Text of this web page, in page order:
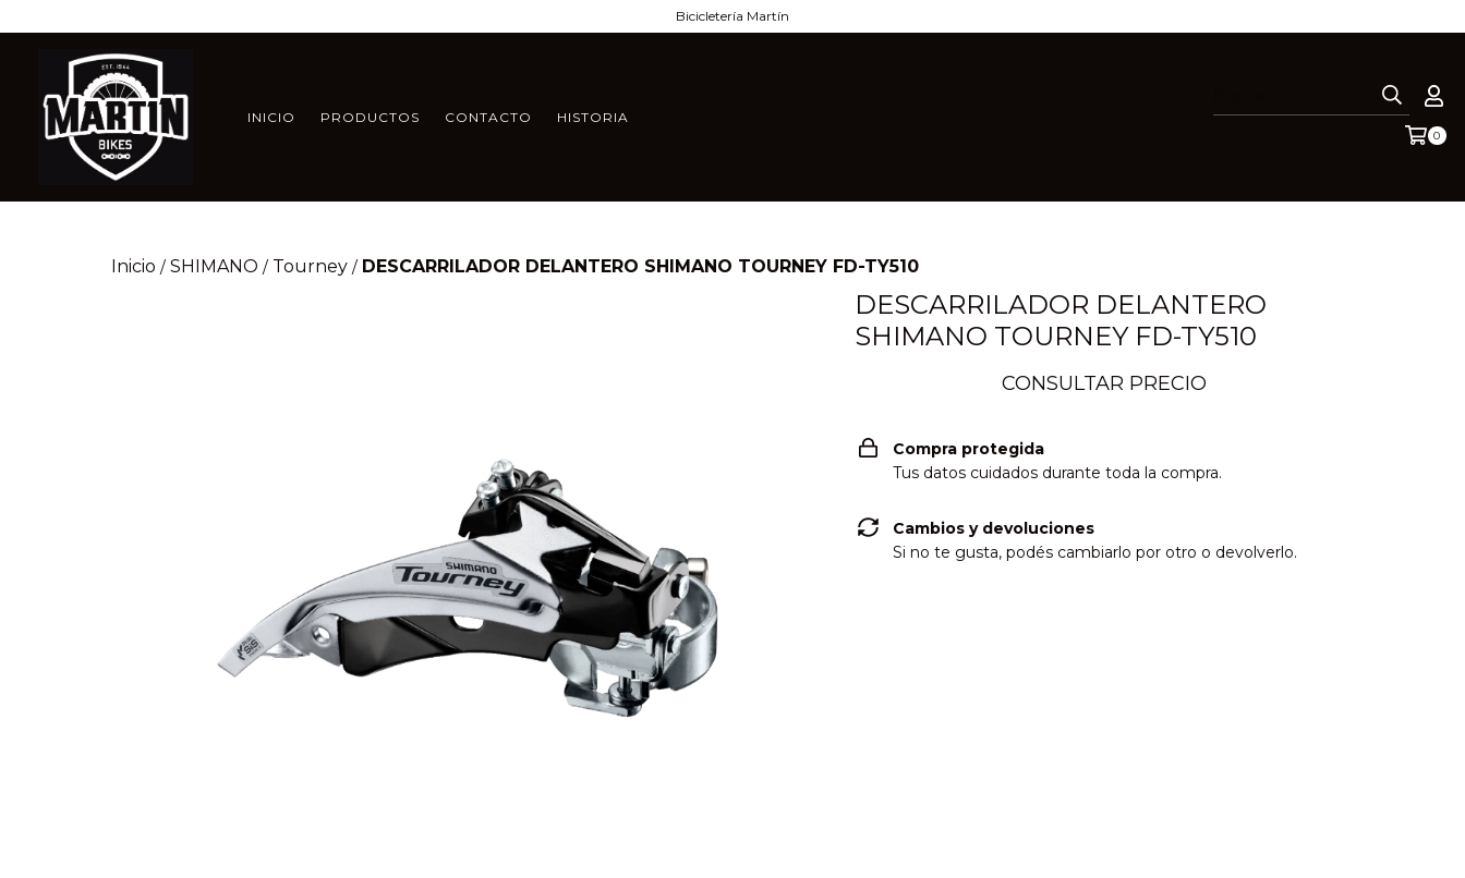
Bicicletería Martín
INICIO PRODUCTOS CONTACTO HISTORIA
0
Inicio / SHIMANO / Tourney / DESCARRILADOR DELANTERO SHIMANO TOURNEY FD-TY510
DESCARRILADOR DELANTERO
SHIMANO TOURNEY FD-TY510
Compra protegida
Tus datos cuidados durante toda la compra.
Cambios y devoluciones
Si no te gusta, podés cambiarlo por otro o devolverlo.